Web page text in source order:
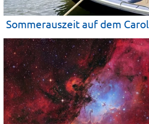
Sommerauszeit auf dem